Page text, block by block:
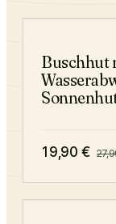
Buschhut
19,90 €